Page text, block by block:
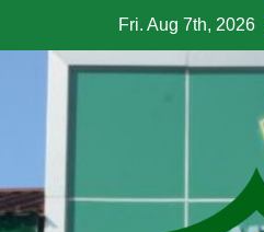
Fri. Aug 7th, 2026